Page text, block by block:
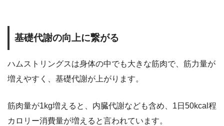
基礎代謝の向上に繋がる
ハムストリングスは身体の中でも大きな筋肉で、筋力量が
増えやすく、基礎代謝が上がります。
筋肉量が1kg増えると、内臓代謝なども含め、1日50kcal程
カロリー消費量が増えると言われています。